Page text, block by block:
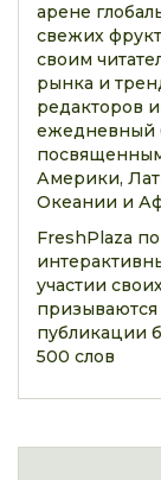
арене
свежих
своим
рынка и
редакторов
ежедневный
Америки,
Океании и
FreshPlaza
участии
призываются
публикации
500 слов